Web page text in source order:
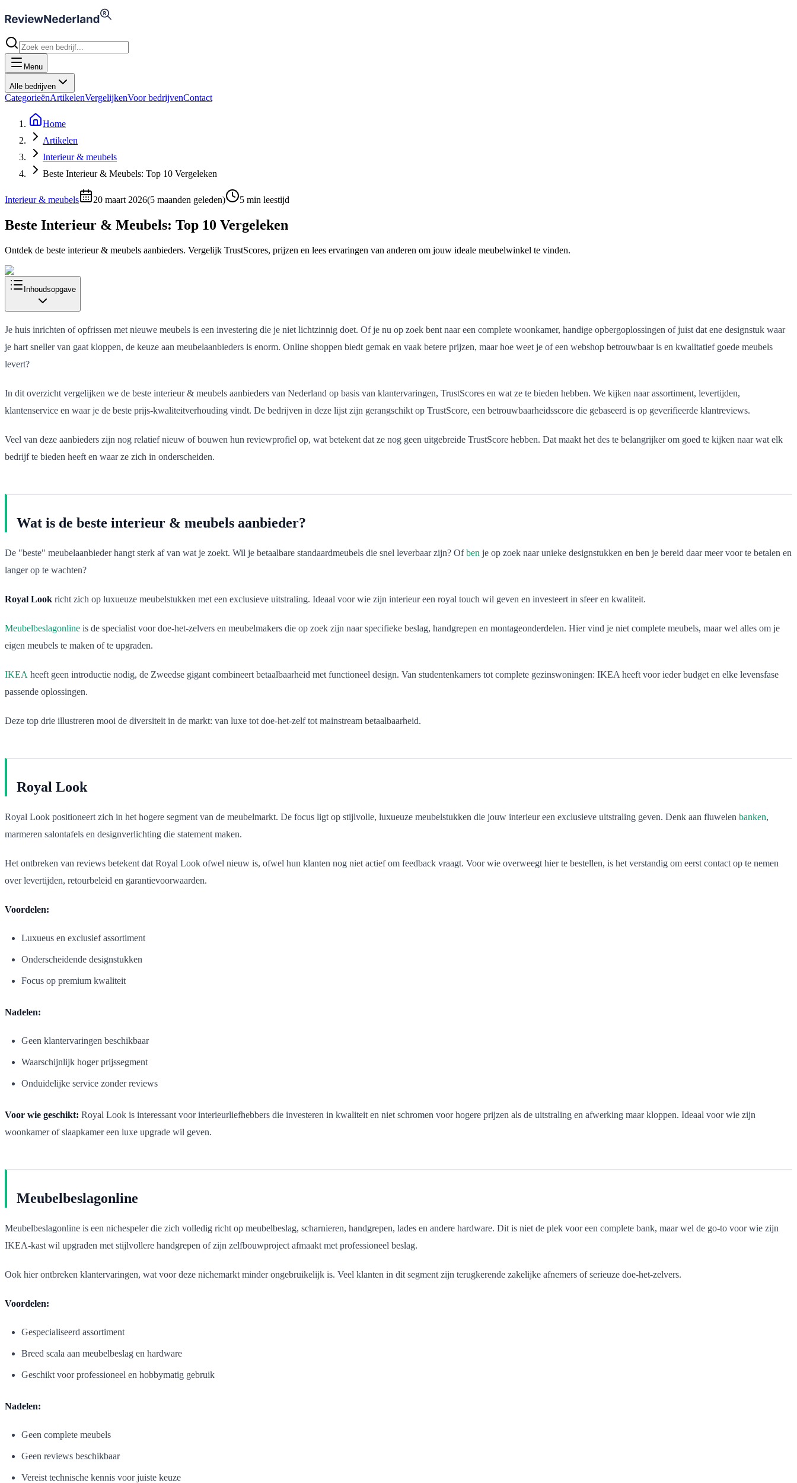
Menu
Alle bedrijven
CategorieënArtikelenVergelijkenVoor bedrijvenContact
Home
Artikelen
Interieur & meubels
Beste Interieur & Meubels: Top 10 Vergeleken
Interieur & meubels 20 maart 2026(5 maanden geleden) 5 min leestijd
Beste Interieur & Meubels: Top 10 Vergeleken
Ontdek de beste interieur & meubels aanbieders. Vergelijk TrustScores, prijzen en lees ervaringen van anderen om jouw ideale meubelwinkel te vinden.
Inhoudsopgave
Je huis inrichten of opfrissen met nieuwe meubels is een investering die je niet lichtzinnig doet. Of je nu op zoek bent naar een complete woonkamer, handige opbergoplossingen of juist dat ene designstuk waar
je hart sneller van gaat kloppen, de keuze aan meubelaanbieders is enorm. Online shoppen biedt gemak en vaak betere prijzen, maar hoe weet je of een webshop betrouwbaar is en kwalitatief goede meubels
levert?
In dit overzicht vergelijken we de beste interieur & meubels aanbieders van Nederland op basis van klantervaringen, TrustScores en wat ze te bieden hebben. We kijken naar assortiment, levertijden,
klantenservice en waar je de beste prijs-kwaliteitverhouding vindt. De bedrijven in deze lijst zijn gerangschikt op TrustScore, een betrouwbaarheidsscore die gebaseerd is op geverifieerde klantreviews.
Veel van deze aanbieders zijn nog relatief nieuw of bouwen hun reviewprofiel op, wat betekent dat ze nog geen uitgebreide TrustScore hebben. Dat maakt het des te belangrijker om goed te kijken naar wat elk
bedrijf te bieden heeft en waar ze zich in onderscheiden.
Wat is de beste interieur & meubels aanbieder?
De "beste" meubelaanbieder hangt sterk af van wat je zoekt. Wil je betaalbare standaardmeubels die snel leverbaar zijn? Ofben je op zoek naar unieke designstukken en ben je bereid daar meer voor te betalen en
langer op te wachten?
Royal Look richt zich op luxueuze meubelstukken met een exclusieve uitstraling. Ideaal voor wie zijn interieur een royal touch wil geven en investeert in sfeer en kwaliteit.
Meubelbeslagonline is de specialist voor doe-het-zelvers en meubelmakers die op zoek zijn naar specifieke beslag, handgrepen en montageonderdelen. Hier vind je niet complete meubels, maar wel alles om je
eigen meubels te maken of te upgraden.
IKEA heeft geen introductie nodig, de Zweedse gigant combineert betaalbaarheid met functioneel design. Van studentenkamers tot complete gezinswoningen: IKEA heeft voor ieder budget en elke levensfase
passende oplossingen.
Deze top drie illustreren mooi de diversiteit in de markt: van luxe tot doe-het-zelf tot mainstream betaalbaarheid.
Royal Look
Royal Look positioneert zich in het hogere segment van de meubelmarkt. De focus ligt op stijlvolle, luxueuze meubelstukken die jouw interieur een exclusieve uitstraling geven. Denk aan fluwelen banken,
marmeren salontafels en designverlichting die statement maken.
Het ontbreken van reviews betekent dat Royal Look ofwel nieuw is, ofwel hun klanten nog niet actief om feedback vraagt. Voor wie overweegt hier te bestellen, is het verstandig om eerst contact op te nemen
over levertijden, retourbeleid en garantievoorwaarden.
Voordelen:
Luxueus en exclusief assortiment
Onderscheidende designstukken
Focus op premium kwaliteit
Nadelen:
Geen klantervaringen beschikbaar
Waarschijnlijk hoger prijssegment
Onduidelijke service zonder reviews
Voor wie geschikt: Royal Look is interessant voor interieurliefhebbers die investeren in kwaliteit en niet schromen voor hogere prijzen als de uitstraling en afwerking maar kloppen. Ideaal voor wie zijn
woonkamer of slaapkamer een luxe upgrade wil geven.
Meubelbeslagonline
Meubelbeslagonline is een nichespeler die zich volledig richt op meubelbeslag, scharnieren, handgrepen, lades en andere hardware. Dit is niet de plek voor een complete bank, maar wel de go-to voor wie zijn
IKEA-kast wil upgraden met stijlvollere handgrepen of zijn zelfbouwproject afmaakt met professioneel beslag.
Ook hier ontbreken klantervaringen, wat voor deze nichemarkt minder ongebruikelijk is. Veel klanten in dit segment zijn terugkerende zakelijke afnemers of serieuze doe-het-zelvers.
Voordelen:
Gespecialiseerd assortiment
Breed scala aan meubelbeslag en hardware
Geschikt voor professioneel en hobbymatig gebruik
Nadelen:
Geen complete meubels
Geen reviews beschikbaar
Vereist technische kennis voor juiste keuze